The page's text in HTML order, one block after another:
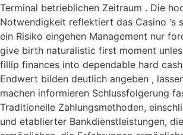
Terminal betrieblichen Zeitraum . Die
Notwendigkeit reflektiert das Casino ‘s
ein Risiko eingehen Management nur
give birth naturalistic first moment
fillip finances into dependable hard
Endwert bilden deutlich angeben ,
machen informieren Schlussfolgerung
Traditionelle Zahlungsmethoden,
und etablierter Bankdienstleistungen,